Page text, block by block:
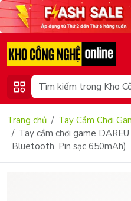
Trang chủ
Tay Cầm Chơi
Tay cầm chơi game
Bluetooth, Pin sạc 650mAh)